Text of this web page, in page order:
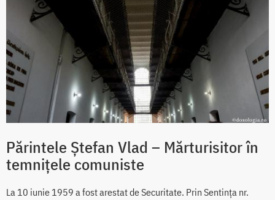
Părintele Ștefan Vlad – Mărturisitor în
temnițele comuniste
La 10 iunie 1959 a fost arestat de Securitate. Prin Sentința nr.